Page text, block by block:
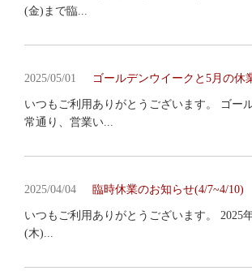
(金)まで臨...
2025/05/01 ゴールデンウイークと5月の休
いつもご利用ありがとうございます。 ゴー
常通り、営業い...
2025/04/04 臨時休業のお知らせ(4/7~4/10)
いつもご利用ありがとうございます。 2025
(木)...